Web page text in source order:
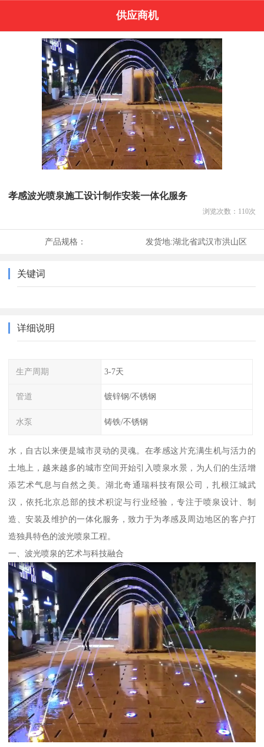
供应商机
孝感波光喷泉施工设计制作安装一体化服务
浏览次数： 110次
产品规格： 发货地:湖北省武汉市洪山区
关键词
详细说明
生产周期 3-7天
管道 镀锌钢/不锈钢
水泵 铸铁/不锈钢
水，自古以来便是城市灵动的灵魂。在孝感这片充满生机与活力的
土地上，越来越多的城市空间开始引入喷泉水景，为人们的生活增
添艺术气息与自然之美。湖北奇通瑞科技有限公司，扎根江城武
汉，依托北京总部的技术积淀与行业经验，专注于喷泉设计、制
造、安装及维护的一体化服务，致力于为孝感及周边地区的客户打
造独具特色的波光喷泉工程。
一、波光喷泉的艺术与科技融合